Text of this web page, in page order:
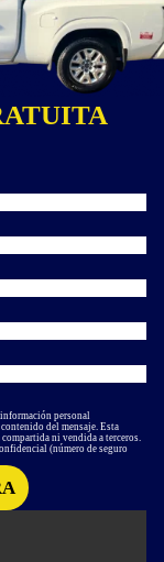
personal
del mensaje. Esta
ni vendida a terceros.
(número de seguro